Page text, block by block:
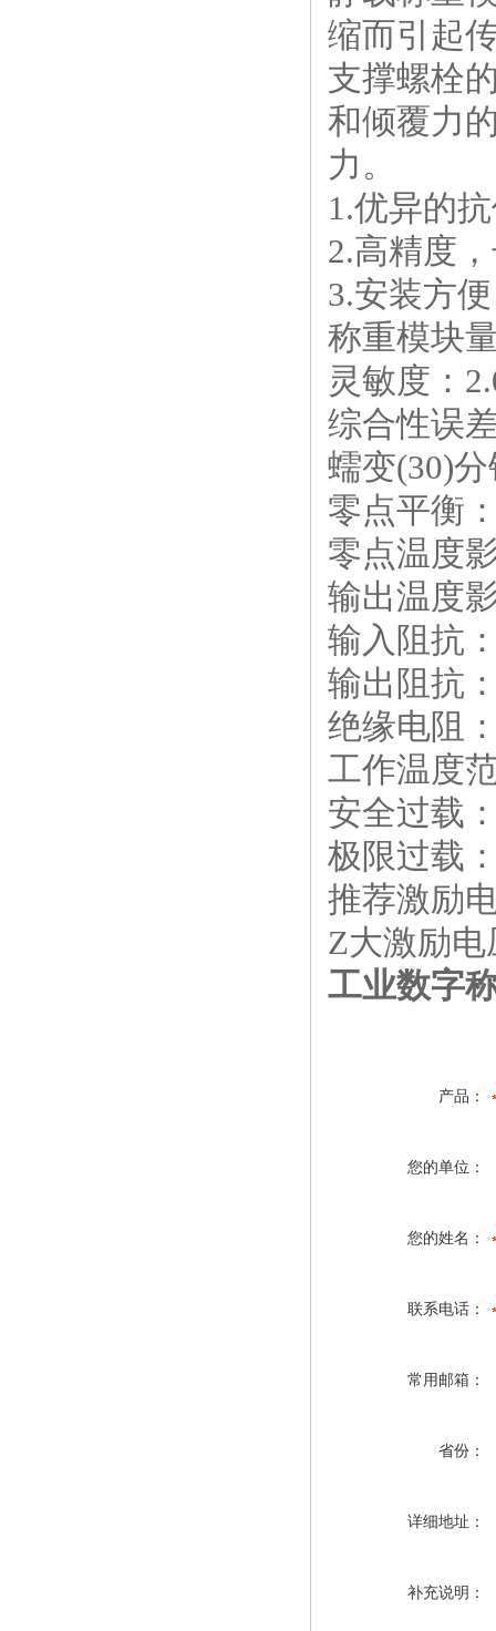
缩而引起
支撑螺栓
和倾覆力
力。
1.优异的
2.高精度
3.安装方
称重模块
灵敏度：
综合性误
蠕变(30)
零点平衡
零点温度
输出温度
输入阻抗
输出阻抗
绝缘电阻
工作温度
安全过载
极限过载
推荐激励
Z大激励
工业数字
产品：
您的单位：
您的姓名：
联系电话：
常用邮箱：
省份：
详细地址：
补充说明：